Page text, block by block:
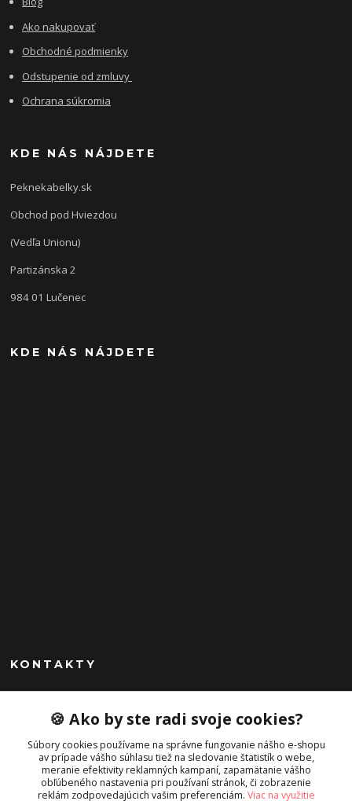
Ako nakupovať
Obchodné podmienky
Odstupenie od zmluvy
Ochrana súkromia
KDE NÁS NÁJDETE
Peknekabelky.sk
Obchod pod Hviezdou
(Vedľa Unionu)
Partizánska 2
984 01 Lučenec
KDE NÁS NÁJDETE
KONTAKTY
Peknekabelky.sk
+421 949747302
Po-Pia 10-16
info@peknekabelky.sk
🍪 Ako by ste radi svoje cookies?
Súbory cookies používame na správne fungovanie nášho e-shopu
av prípade vášho súhlasu tiež na sledovanie štatistík o webe,
meranie efektivity reklamných kampaní, zapamätanie vášho
obľúbeného nastavenia pri používaní stránok, či zobrazenie
reklám zodpovedajúcich vašim preferenciám. Viac na využitie